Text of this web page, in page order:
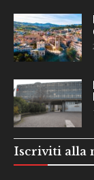
Iscriviti alla